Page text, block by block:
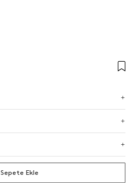
Sepete Ekle